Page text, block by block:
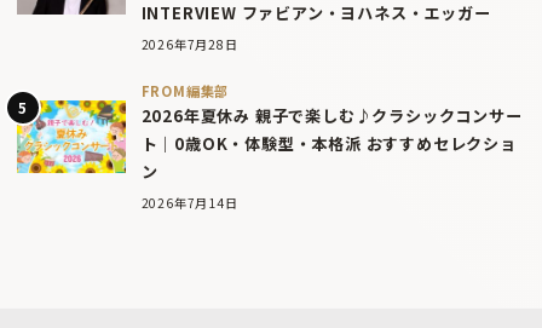
INTERVIEW ファビアン・ヨハネス・エッガー
2026年7月28日
FROM編集部
2026年夏休み 親子で楽しむ♪クラシックコンサー
ト｜0歳OK・体験型・本格派 おすすめセレクショ
ン
2026年7月14日